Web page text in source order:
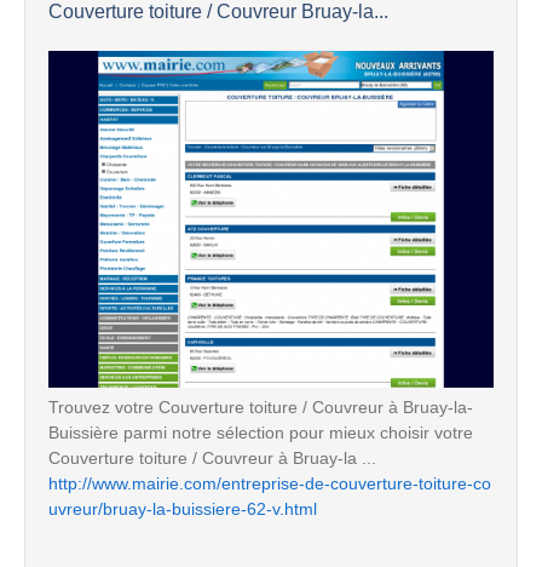
Couverture toiture / Couvreur Bruay-la...
Trouvez votre Couverture toiture / Couvreur à Bruay-la-
Buissière parmi notre sélection pour mieux choisir votre
Couverture toiture / Couvreur à Bruay-la ...
http://www.mairie.com/entreprise-de-couverture-toiture-co
uvreur/bruay-la-buissiere-62-v.html